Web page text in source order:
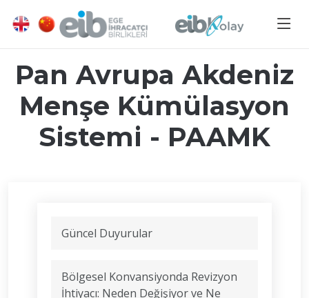
Pan Avrupa Akdeniz
Menşe Kümülasyon
Sistemi - PAAMK
Güncel Duyurular
Bölgesel Konvansiyonda Revizyon
İhtiyacı: Neden Değişiyor ve Ne